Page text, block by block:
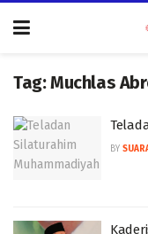
Tag:Muchlas
BY